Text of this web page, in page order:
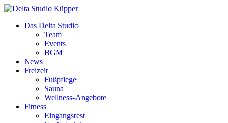
Das Delta Studio
Team
Events
BGM
News
Freizeit
Fußpflege
Sauna
Wellness-Angebote
Fitness
Eingangstest